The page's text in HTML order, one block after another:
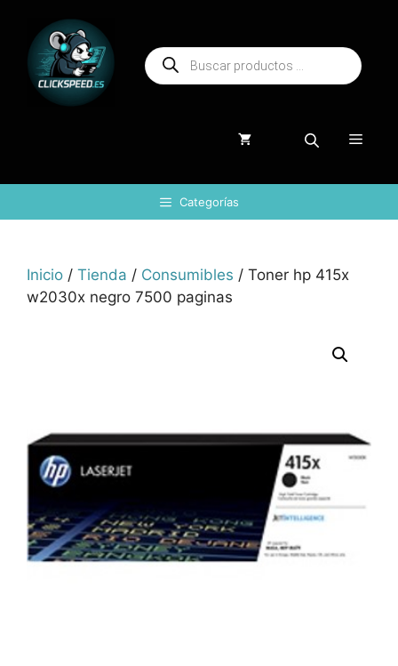
contenido
Búsqueda
de
productos
Menú
Categorías
Inicio / Tienda / Consumibles / Toner hp 415x
w2030x negro 7500 paginas